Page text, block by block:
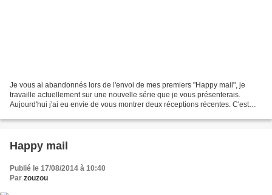
Je vous ai abandonnés lors de l'envoi de mes premiers "Happy mail", je
travaille actuellement sur une nouvelle série que je vous présenterais.
Aujourd'hui j'ai eu envie de vous montrer deux réceptions récentes. C'est
Happy mail
Publié le 17/08/2014 à 10:40
Par zouzou